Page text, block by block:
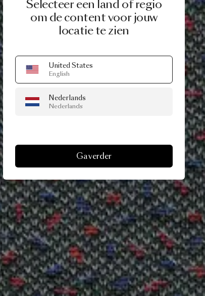
Selecteer een land of regio
om de content voor jouw
locatie te zien
United States
English
Nederlands
Nederlands
Ga verder